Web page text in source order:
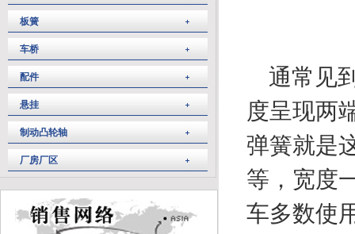
板簧
车桥
配件
悬挂
制动凸轮轴
厂房厂区
通常见
度呈现两
弹簧就是
等，宽度
车多数使